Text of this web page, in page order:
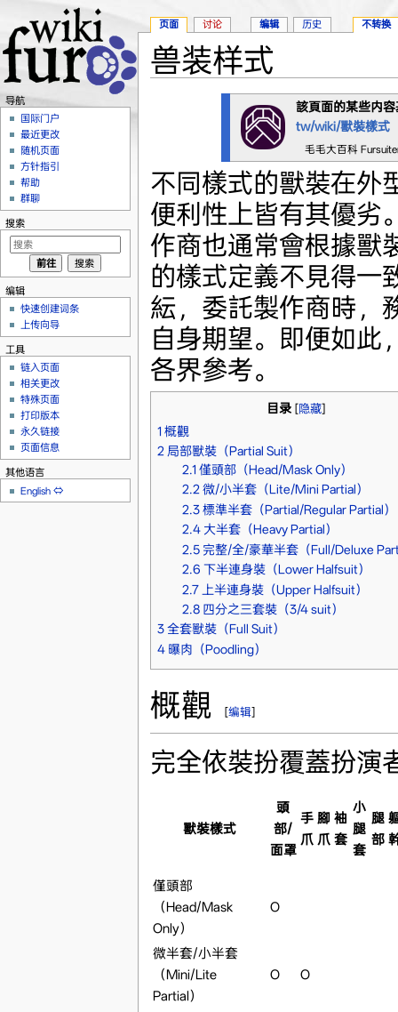
兽装样式
該頁面的某些内
tw/wiki/獸裝樣式
毛毛大百科
不同樣式的獸裝在外
便利性上皆有其優劣
作商也通常會根據獸
的樣式定義不見得一
紜，委託製作商時，
自身期望。即便如此
各界參考。
目录 [隐藏]
1 概觀
2 局部獸裝（Partial Suit）
2.1 僅頭部（Head/Mask Only）
2.2微/小半套（Lite/Mini Partial）
2.3標準半套（Partial/Regular Partial）
2.4 大半套（Heavy Partial）
2.5 完整/全/豪華半套（Full/Deluxe
2.6 下半連身裝（Lower Halfsuit）
2.7 上半連身裝（Upper Halfsuit）
2.8 四分之三套裝（3/4 suit）
3 全套獸裝（Full Suit）
4 曝肉（Poodling）
概觀 [编辑]
完全依裝扮覆蓋扮演
獸裝樣式
頭
部/
面罩
手
爪
腳
爪
袖
套
小
腿
套
腿
部
僅頭部
（Head/Mask
Only）
O
微半套/小半套
（Mini/Lite
Partial）
O O
页面 讨论 编辑 历史 不转换
导航
国际门户
最近更改
随机页面
方针指引
帮助
群聊
搜索
编辑
快速创建词条
上传向导
工具
链入页面
相关更改
特殊页面
打印版本
永久链接
页面信息
其他语言
English ⇔